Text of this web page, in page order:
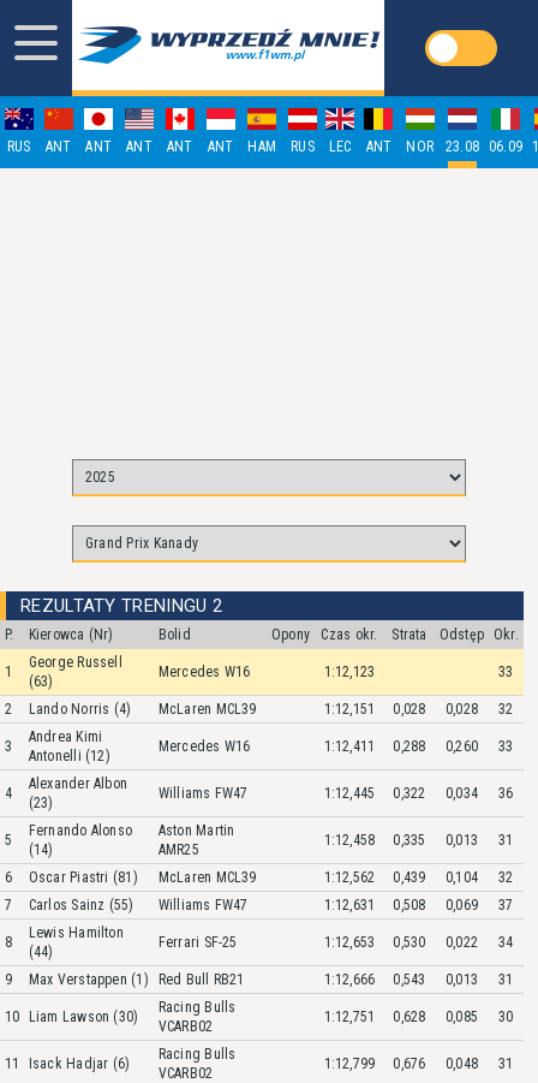
RUS ANT ANT ANT ANT ANT HAM RUS LEC ANT NOR 23.08 06.09
REZULTATY TRENINGU 2
P. Kierowca (Nr) Bolid Opony Czas okr. Strata Odstęp Okr.
1
George Russell
(63)
Mercedes W16 1:12,123 33
2 Lando Norris (4) McLaren MCL39 1:12,151 0,028 0,028 32
3
Andrea Kimi
Antonelli (12)
Mercedes W16 1:12,411 0,288 0,260 33
4
Alexander Albon
(23)
Williams FW47 1:12,445 0,322 0,034 36
5
Fernando Alonso
(14)
Aston Martin
AMR25
1:12,458 0,335 0,013 31
6 Oscar Piastri (81) McLaren MCL39 1:12,562 0,439 0,104
32
7
Carlos Sainz (55) Williams FW47 1:12,631 0,508 0,069 37
8
Lewis Hamilton
(44)
Ferrari SF-25 1:12,653 0,530 0,022 34
9 Max Verstappen (1) Red Bull RB21 1:12,666 0,543 0,013 31
10 Liam Lawson (30)
Racing Bulls
VCARB02
1:12,751 0,628 0,085 30
11 Isack Hadjar (6)
Racing Bulls
VCARB02
1:12,799 0,676 0,048 31